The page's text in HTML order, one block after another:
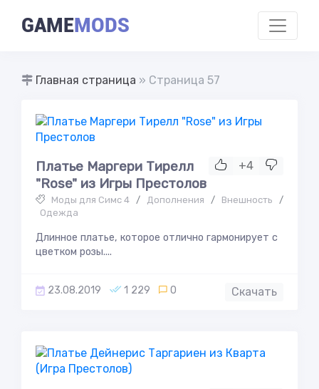
GAMEMODS
Главная страница » Страница 57
+4
Платье Маргери Тирелл
"Rose" из Игры Престолов
Моды для Симс 4 / Дополнения / Внешность
/
Одежда
Длинное платье, которое отлично гармонирует с
цветком розы....
23.08.2019 1 229 0 Скачать